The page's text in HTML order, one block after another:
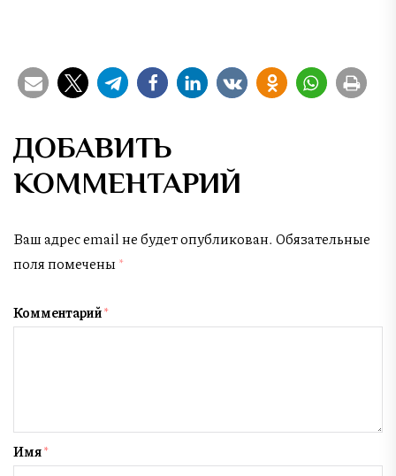
ДОБАВИТЬ
КОММЕНТАРИЙ
Ваш адрес email не будет опубликован. Обязательные
поля помечены *
Комментарий*
Имя*